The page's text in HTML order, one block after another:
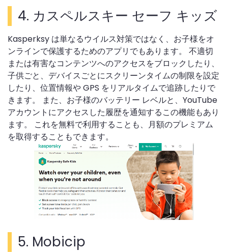
4. カスペルスキー セーフ キッズ
Kasperksy は単なるウイルス対策ではなく、お子様をオ
ンラインで保護するためのアプリでもあります。 不適切
または有害なコンテンツへのアクセスをブロックしたり、
子供ごと、デバイスごとにスクリーンタイムの制限を設定
したり、位置情報や GPS をリアルタイムで追跡したりで
きます。 また、お子様のバッテリー レベルと、YouTube
アカウントにアクセスした履歴を通知するこの機能もあり
ます。 これを無料で利用することも、月額のプレミアム
を取得することもできます。
5. Mobicip